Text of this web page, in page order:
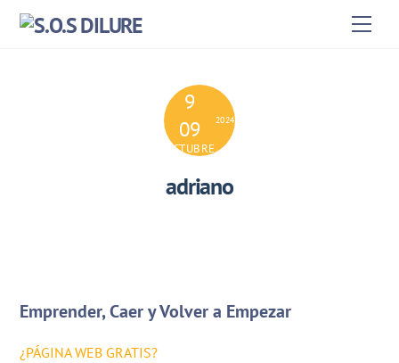
Skip
9
09
OCTUBRE
2024
adriano
Emprender, Caer y Volver a Empezar
¿PÁGINA WEB GRATIS?